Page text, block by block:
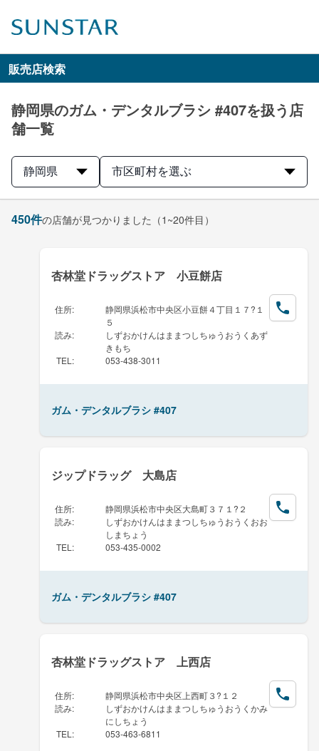
販売店検索
静岡県のガム・デンタルブラシ #407を扱う店
舗一覧
静岡県 市区町村を選ぶ
450件の店舗が見つかりました （1~20件目）
杏林堂ドラッグストア 小豆餅店
住所:
静岡県浜松市中央区小豆餅４丁目１７?１
５
読み:
しずおかけんはままつしちゅうおうくあず
きもち
TEL : 053-438-3011
ガム・デンタルブラシ #407
ジップドラッグ 大島店
住所:
静岡県浜松市中央区大島町３７１?２
読み:
しずおかけんはままつしちゅうおうくおお
しまちょう
TEL : 053-435-0002
ガム・デンタルブラシ #407
杏林堂ドラッグストア 上西店
住所:
静岡県浜松市中央区上西町３?１２
読み:
しずおかけんはままつしちゅうおうくかみ
にしちょう
TEL : 053-463-6811